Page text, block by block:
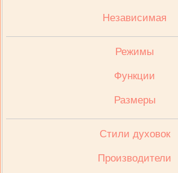
Независимая
Режимы
Функции
Размеры
Стили духовок
Производители